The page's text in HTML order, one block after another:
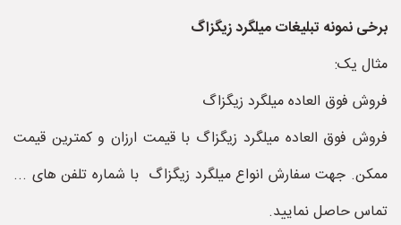
برخی نمونه تبلیغات میلگرد زیگزاگ
مثال یک:
فروش فوق العاده میلگرد زیگزاگ
فروش فوق العاده میلگرد زیگزاگ با قیمت ارزان و کمترین قیمت
ممکن. جهت سفارش انواع میلگرد زیگزاگ با شماره تلفن های ...
تماس حاصل نمایید.